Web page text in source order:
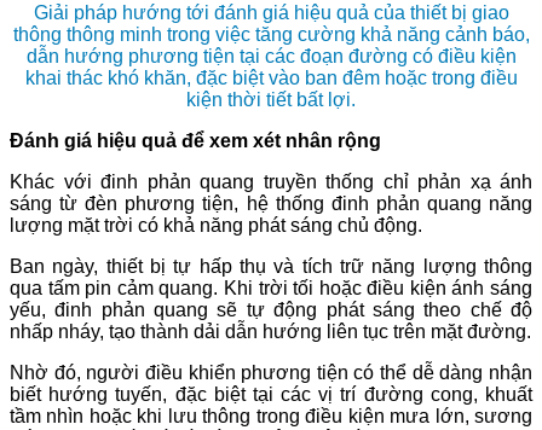
Giải pháp hướng tới đánh giá hiệu quả của thiết bị giao
thông thông minh trong việc tăng cường khả năng cảnh báo,
dẫn hướng phương tiện tại các đoạn đường có điều kiện
khai thác khó khăn, đặc biệt vào ban đêm hoặc trong điều
kiện thời tiết bất lợi.
Đánh giá hiệu quả để xem xét nhân rộng
Khác với đinh phản quang truyền thống chỉ phản xạ ánh
sáng từ đèn phương tiện, hệ thống đinh phản quang năng
lượng mặt trời có khả năng phát sáng chủ động.
Ban ngày, thiết bị tự hấp thụ và tích trữ năng lượng thông
qua tấm pin cảm quang. Khi trời tối hoặc điều kiện ánh sáng
yếu, đinh phản quang sẽ tự động phát sáng theo chế độ
nhấp nháy, tạo thành dải dẫn hướng liên tục trên mặt đường.
Nhờ đó, người điều khiển phương tiện có thể dễ dàng nhận
biết hướng tuyến, đặc biệt tại các vị trí đường cong, khuất
tầm nhìn hoặc khi lưu thông trong điều kiện mưa lớn, sương